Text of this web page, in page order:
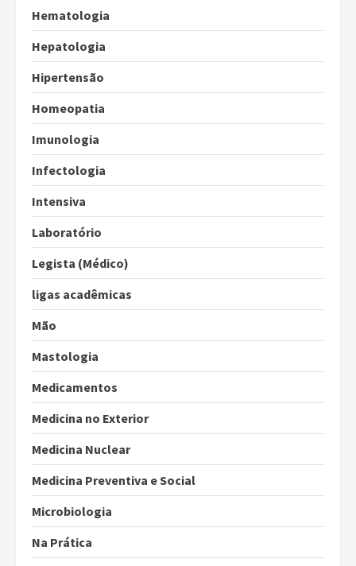
Hematologia
Hepatologia
Hipertensão
Homeopatia
Imunologia
Infectologia
Intensiva
Laboratório
Legista (Médico)
ligas acadêmicas
Mão
Mastologia
Medicamentos
Medicina no Exterior
Medicina Nuclear
Medicina Preventiva e Social
Microbiologia
Na Prática